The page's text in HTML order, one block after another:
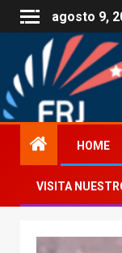
agosto 9,
HOME
VISITA